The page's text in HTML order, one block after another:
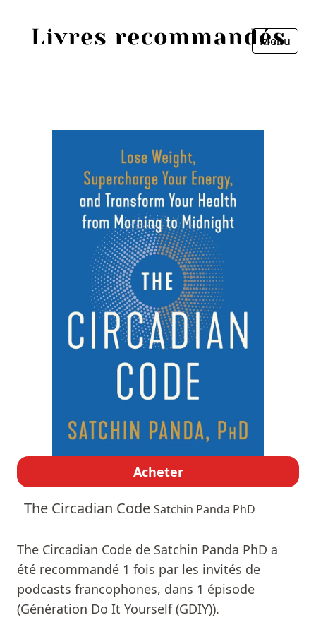
Menu
Acheter
The Circadian Code Satchin Panda PhD
The Circadian Code de Satchin Panda PhD a
été recommandé 1 fois par les invités de
podcasts francophones, dans 1 épisode
(Génération Do It Yourself (GDIY)).
Personnes
Livres les plus recommandés
Prix littéraires
Fermer